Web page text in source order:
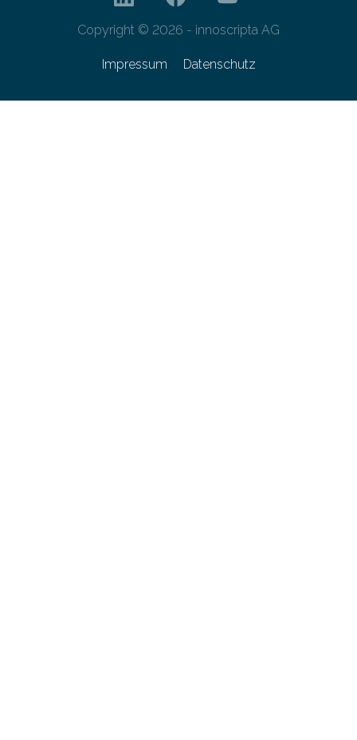
Copyright © 2026 - innoscripta AG
Impressum Datenschutz